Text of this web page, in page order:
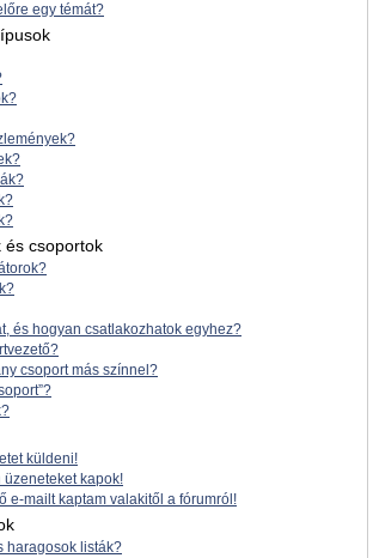
egy témát?
és csoportok
és hogyan csatlakozhatok egyhez?
csoport más színnel?
küldeni!
üzeneteket kapok!
e-mailt kaptam valakitől a fórumról!
haragosok listák?